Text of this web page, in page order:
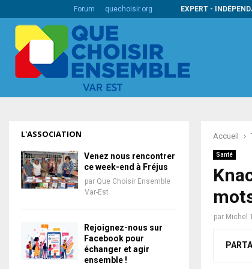
Forum quechoisir.org EXPERT -
barres internationaux
Accueil
Santé
par Michel
L'ASSOCIATION
Venez nous rencontrer
ce week-end à Fréjus
par Que Choisir Ensemble
Var-Est
Rejoignez-nous sur
Facebook pour
échanger et agir
ensemble !